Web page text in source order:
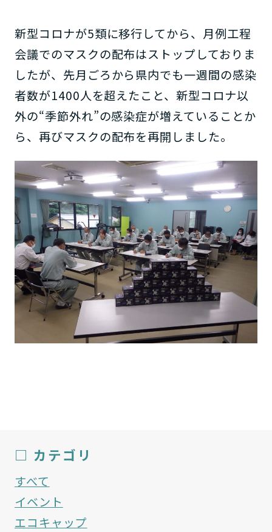
新型コロナが5類に移行してから、月例工程
会議でのマスクの配布はストップしておりま
したが、先月ごろから県内でも一週間の感染
者数が1400人を超えたこと、新型コロナ以
外の“季節外れ”の感染症が増えていることか
ら、再びマスクの配布を再開しました。
□ カテゴリ
すべて
イベント
エコキャップ